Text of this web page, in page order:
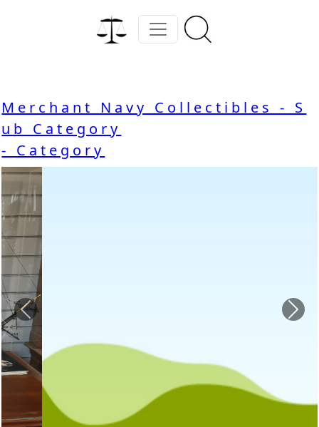
Merchant Navy Collectibles - S
ub Category
- Category
Previous